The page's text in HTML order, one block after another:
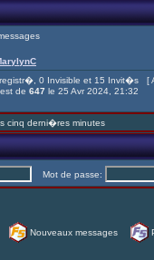
0 Invisible et 15 Invit�s [
de 647 le 25 Avr 2024, 21:32
cinq derni�res minutes
Mot de passe:
Nouveaux messages